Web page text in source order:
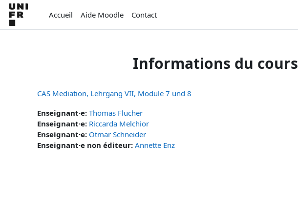
Passer au contenu principal
Accueil
Aide Moodle Contact
Informations du cours
CAS Mediation, Lehrgang VII, Module 7 und 8
Enseignant·e: Thomas Flucher
Enseignant·e: Riccarda Melchior
Enseignant·e: Otmar Schneider
Enseignant·e non éditeur: Annette Enz